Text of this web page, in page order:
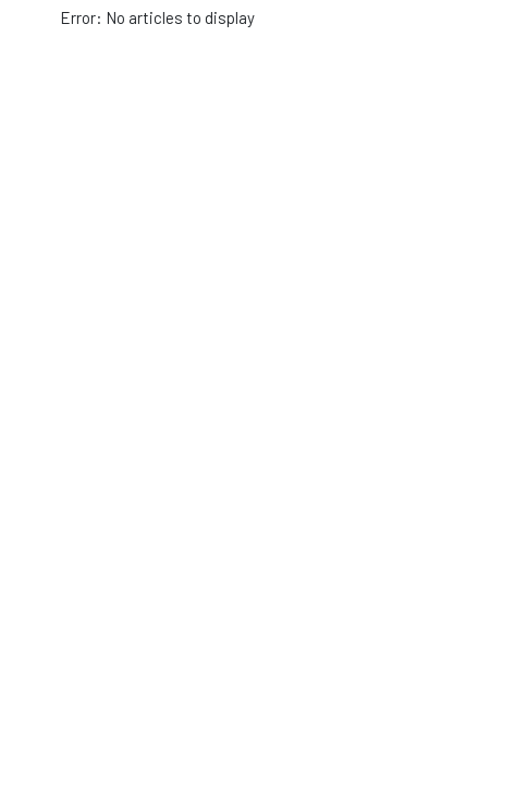
ANULAÇÃO DE CONCURSOS COM POUPANÇAS
DE APOIO FORNECIDO PELA INDRA JÁ ESTÁ EM ANGOLA
Error: No articles to display